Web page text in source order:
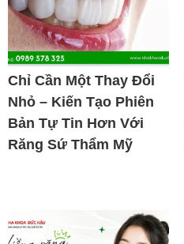
Chỉ Cần Một Thay Đổi
Nhỏ – Kiến Tạo Phiên
Bản Tự Tin Hơn Với
Răng Sứ Thẩm Mỹ